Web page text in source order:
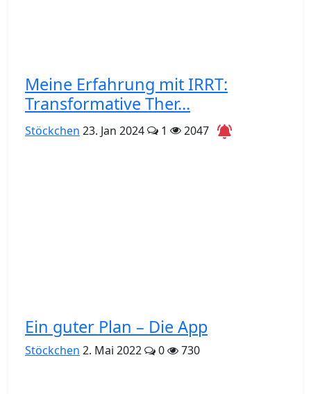
Meine Erfahrung mit IRRT:
Transformative Ther...
Stöckchen 23. Jan 2024 1 2047
Ein guter Plan – Die App
Stöckchen 2. Mai 2022 0 730